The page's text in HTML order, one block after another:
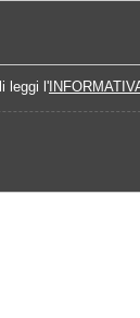
leggi l'
Analisi Prossimo